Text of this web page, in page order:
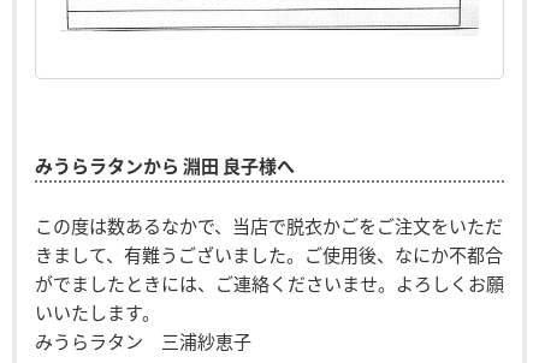
みうらラタンから 淵田 良子様へ
この度は数あるなかで、当店で脱衣かごをご注文をいただ
きまして、有難うございました。ご使用後、なにか不都合
がでましたときには、ご連絡くださいませ。よろしくお願
いいたします。
みうらラタン 三浦紗恵子